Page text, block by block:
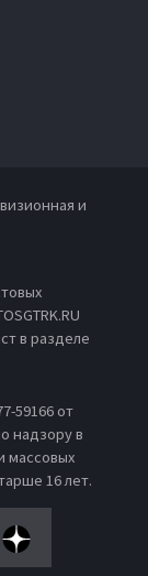
и
в разделе
59166 от
надзору в
массовых
16 лет.